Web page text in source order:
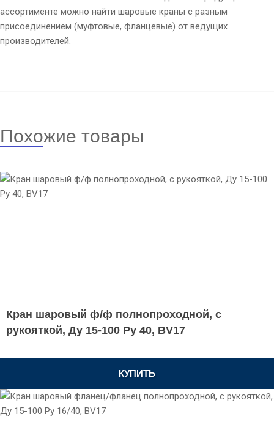
ассортименте можно найти шаровые краны с разным
присоединением (муфтовые, фланцевые) от ведущих
производителей.
Похожие товары
Кран шаровый ф/ф полнопроходной, с
рукояткой, Ду 15-100 Ру 40, BV17
КУПИТЬ